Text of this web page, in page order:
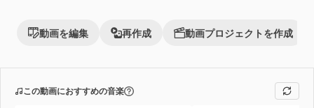
動画を編集 再作成 動画プロジェクトを作成
この動画におすすめの音楽